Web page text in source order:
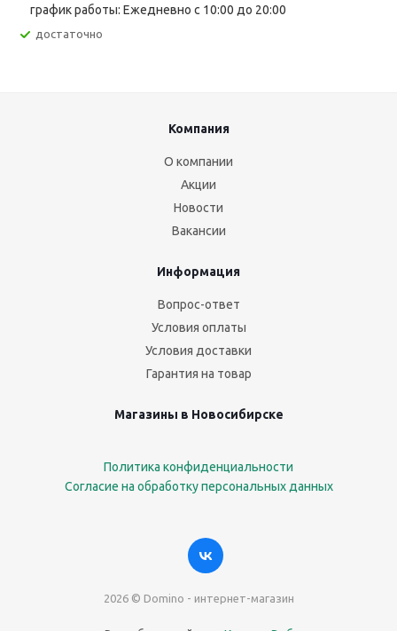
график работы: Ежедневно с 10:00 до 20:00
Достаточно
2026 © Domino - интернет-магазин
Компания
О компании
Акции
Новости
Вакансии
Информация
Вопрос-ответ
Условия оплаты
Условия доставки
Гарантия на товар
Магазины в Новосибирске
Политика конфиденциальности
Согласие на обработку персональных данных